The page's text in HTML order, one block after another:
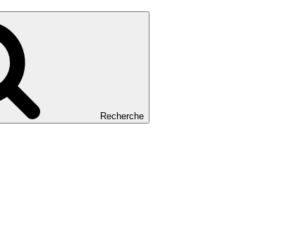
Recherche